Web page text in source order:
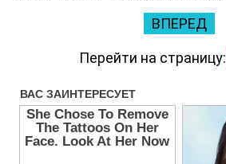
ВПЕРЕД
Перейти на страницу: